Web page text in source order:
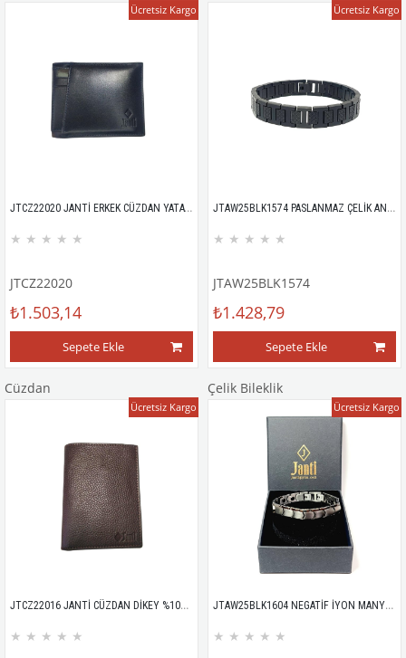
JTCZ22020 JANTİ ERKEK CÜZDAN YATAY %100 DERİ ANALİN 2248
★ ★ ★ ★ ★
JTCZ22020
₺1.503,14
Sepete Ekle
Ücretsiz Kargo
JTAW25BLK1574 PASLANMAZ ÇELİK ANTRASİT RENK GARANTİLİ HEDİYE KUTULU JANTİ ÇELİK BİLEKLİK
★ ★ ★ ★ ★
JTAW25BLK1574
₺1.428,79
Sepete Ekle
Ücretsiz Kargo
Cüzdan
JTCZ22016 JANTİ CÜZDAN DİKEY %100 DERİ FLOTER 2832
★ ★ ★ ★ ★
Ücretsiz Kargo
Çelik Bileklik
JTAW25BLK1604 NEGATİF İYON MANYETİK PASLANMAZ ÇELİK GRİ GARANTİLİ HEDİYE KUTULU JANTİ BİLEKLİK
★ ★ ★ ★ ★
Ücretsiz Kargo